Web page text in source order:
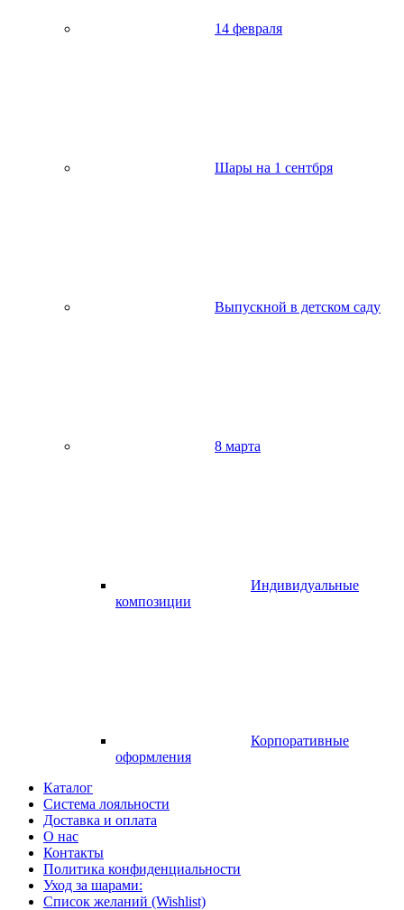
14 февраля
Шары на 1 сентбря
Выпускной в детском саду
8 марта
Индивидуальные
композиции
Корпоративные
оформления
Каталог
Система лояльности
Доставка и оплата
О нас
Контакты
Политика конфиденциальности
Уход за шарами:
Список желаний (Wishlist)